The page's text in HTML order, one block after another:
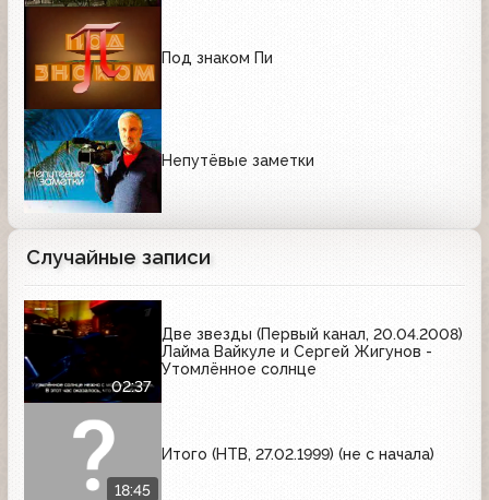
Под знаком Пи
Непутёвые заметки
Случайные записи
02:37
Две звезды (Первый канал, 20.04.2008)
Лайма Вайкуле и Сергей Жигунов -
Утомлённое солнце
18:45
Итого (НТВ, 27.02.1999) (не с начала)